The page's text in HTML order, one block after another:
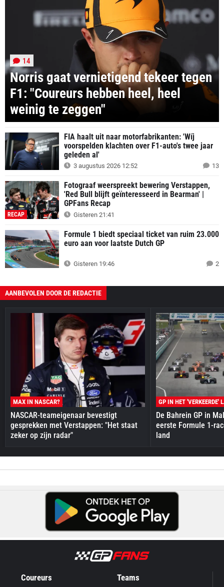
Norris gaat vernietigend tekeer tegen
F1: "Coureurs hebben heel, heel
weinig te zeggen"
14
FIA haalt uit naar motorfabrikanten: 'Wíj
voorspelden klachten over F1-auto's twee jaar
geleden al'
3 augustus 2026 12:52 13
RECAP
Fotograaf weerspreekt bewering Verstappen,
'Red Bull blijft geïnteresseerd in Bearman' |
GPFans Recap
Gisteren 21:41
Formule 1 biedt speciaal ticket van ruim 23.000
euro aan voor laatste Dutch GP
Gisteren 19:46 2
AANBEVOLEN DOOR DE REDACTIE
MAX IN NASCAR?
NASCAR-teameigenaar bevestigt
gesprekken met Verstappen: "Het staat
zeker op zijn radar"
GP IN HET 'VERKEERDE'
De Bahrein GP in
eerste Formule 1-
land
Coureurs Teams